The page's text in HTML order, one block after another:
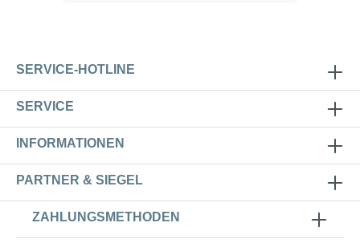
SERVICE-HOTLINE
SERVICE
INFORMATIONEN
PARTNER & SIEGEL
ZAHLUNGSMETHODEN